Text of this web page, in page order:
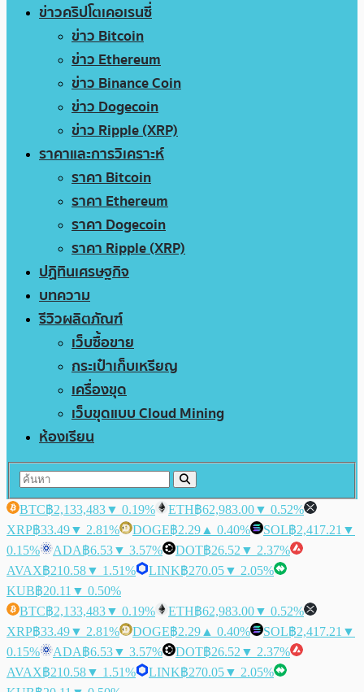
ข่าวคริปโตเคอเรนซี่
ข่าว Bitcoin
ข่าว Ethereum
ข่าว Binance Coin
ข่าว Dogecoin
ข่าว Ripple (XRP)
ราคาและการวิเคราะห์
ราคา Bitcoin
ราคา Ethereum
ราคา Dogecoin
ราคา Ripple (XRP)
ปฏิทินเศรษฐกิจ
บทความ
รีวิวผลิตภัณฑ์
เว็บซื้อขาย
กระเป๋าเก็บเหรียญ
เครื่องขุด
เว็บขุดแบบ Cloud Mining
ห้องเรียน
BTC฿2,133,483▼ 0.19% ETH฿62,983.00▼ 0.52%
XRP฿33.49▼ 2.81% DOGE฿2.29 ▲ 0.40% SOL฿2,417.21 ▼
0.15%
ADA฿6.53▼ 3.57% DOT฿26.52 ▼ 2.37%
AVAX฿210.58▼ 1.51% LINK฿270.05▼ 2.05%
KUB฿20.11 ▼ 0.50%
BTC฿2,133,483▼ 0.19% ETH฿62,983.00▼ 0.52%
XRP฿33.49▼ 2.81% DOGE฿2.29 ▲ 0.40% SOL฿2,417.21 ▼
0.15%
ADA฿6.53▼ 3.57% DOT฿26.52 ▼ 2.37%
AVAX฿210.58▼ 1.51% LINK฿270.05▼ 2.05%